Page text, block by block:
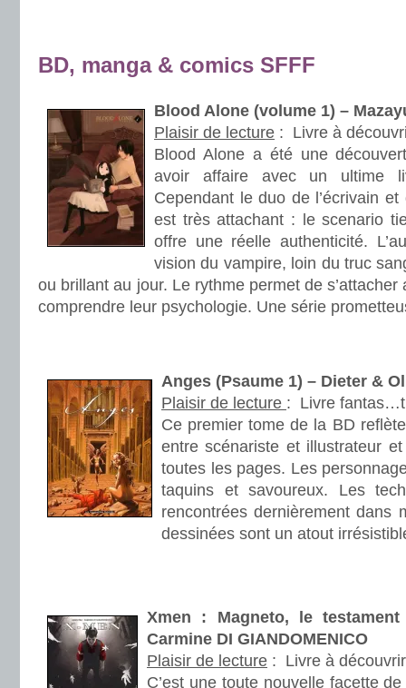
BD, manga & comics SFFF
Blood Alone (volume 1) –
Plaisir de lecture : Livre à
Blood Alone a été une
avoir affaire avec un ultime
Cependant le duo de l’écrivain
est très attachant : le scenario
offre une réelle authenticité.
vision du vampire, loin du truc
ou brillant au jour. Le rythme permet de s’attacher
comprendre leur psychologie. Une série
Anges (Psaume 1) – Dieter &
Plaisir de lecture : Livre
Ce premier tome de la BD
entre scénariste et illustrateur
toutes les pages. Les
taquins et savoureux. Les
rencontrées dernièrement dans
dessinées sont un atout
Xmen : Magneto, le
Carmine DI GIANDOMENICO
Plaisir de lecture : Livre à découvrir
C’est une toute nouvelle facette